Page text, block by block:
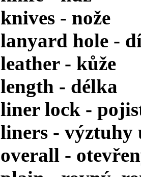
knives - nože
lanyard hole -
leather - kůže
length - délka
liner lock -
liners -
overall -